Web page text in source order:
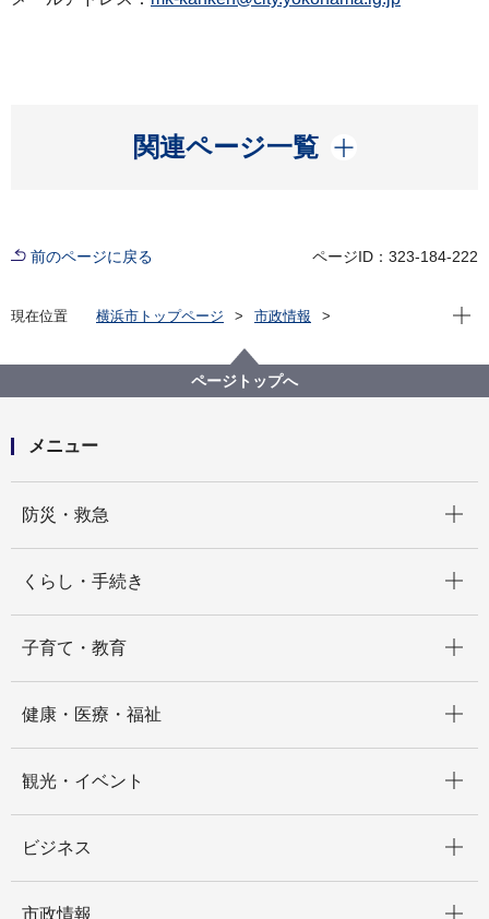
関連ページ一覧
開く
前のページに戻る ページID：323-184-222
現在位置 横浜市トップページ
市政情報
今年の夏も記録的猛暑 高温傾向顕著に ～７～８月
の気温観測結果～
現在
ページトップへ
メニュー
防災・救急
くらし・手続き
子育て・教育
健康・医療・福祉
観光・イベント
ビジネス
市政情報